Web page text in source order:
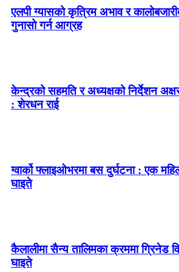
एलपी ग्यासको कृत्रिम अभाव र
गुनासो गर्न आग्रह
केन्द्रको सहमति र अध्यक्षको निर्देशन
: शेरधन राई
ग्वार्को फ्लाइओभरमा बस दुर्घटना : एक
घाइते
कैलालीमा सैन्य तालिमका क्रममा ग्रिनेड
घाइते